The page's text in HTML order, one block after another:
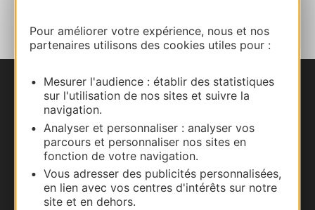
Pour améliorer votre expérience, nous et nos
partenaires utilisons des cookies utiles pour :
Mesurer l'audience : établir des statistiques
sur l'utilisation de nos sites et suivre la
navigation.
Analyser et personnaliser : analyser vos
parcours et personnaliser nos sites en
fonction de votre navigation.
Vous adresser des publicités personnalisées,
en lien avec vos centres d'intérêts sur notre
site et en dehors.
Nous contacter
Carte interactive
Documentation